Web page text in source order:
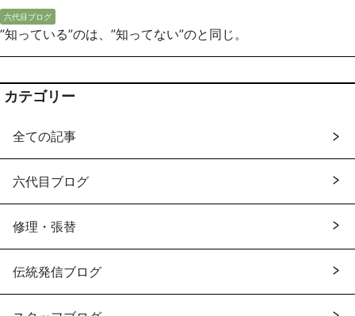
六代目ブログ
”知っている”のは、”知ってない”のと同じ。
カテゴリー
全ての記事
六代目ブログ
修理・張替
伝統発信ブログ